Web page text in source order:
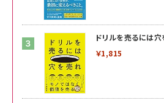
ドリルを売るには
￥1,815